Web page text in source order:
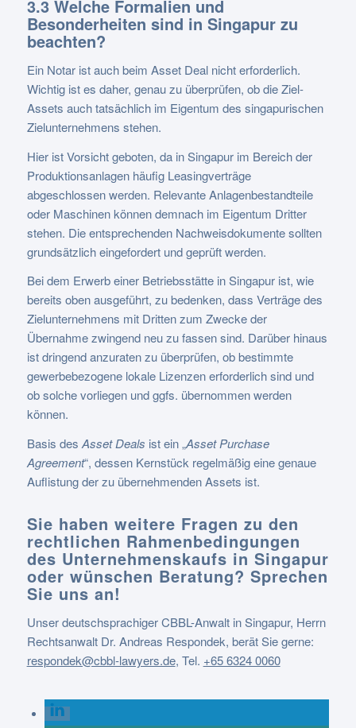
3.3 Welche Formalien und
Besonderheiten sind in Singapur zu
beachten?
Ein Notar ist auch beim Asset Deal nicht erforderlich.
Wichtig ist es daher, genau zu überprüfen, ob die Ziel-
Assets auch tatsächlich im Eigentum des singapurischen
Zielunternehmens stehen.
Hier ist Vorsicht geboten, da in Singapur im Bereich der
Produktionsanlagen häufig Leasingverträge
abgeschlossen werden. Relevante Anlagenbestandteile
oder Maschinen können demnach im Eigentum Dritter
stehen. Die entsprechenden Nachweisdokumente sollten
grundsätzlich eingefordert und geprüft werden.
Bei dem Erwerb einer Betriebsstätte in Singapur ist, wie
bereits oben ausgeführt, zu bedenken, dass Verträge des
Zielunternehmens mit Dritten zum Zwecke der
Übernahme zwingend neu zu fassen sind. Darüber hinaus
ist dringend anzuraten zu überprüfen, ob bestimmte
gewerbebezogene lokale Lizenzen erforderlich sind und
ob solche vorliegen und ggfs. übernommen werden
können.
Basis des Asset Deals ist ein „Asset Purchase
Agreement“, dessen Kernstück regelmäßig eine genaue
Auflistung der zu übernehmenden Assets ist.
Sie haben weitere Fragen zu den
rechtlichen Rahmenbedingungen
des Unternehmenskaufs in Singapur
oder wünschen Beratung? Sprechen
Sie uns an!
Unser deutschsprachiger CBBL-Anwalt in Singapur, Herrn
Rechtsanwalt Dr. Andreas Respondek, berät Sie gerne:
respondek@cbbl-lawyers.de, Tel. +65 6324 0060